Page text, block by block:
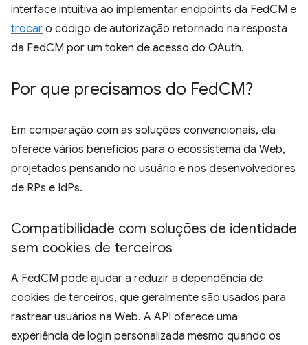
interface intuitiva ao implementar endpoints da FedCM e
trocar o código de autorização retornado na resposta
da FedCM por um token de acesso do OAuth.
Por que precisamos do FedCM?
Em comparação com as soluções convencionais, ela
oferece vários benefícios para o ecossistema da Web,
projetados pensando no usuário e nos desenvolvedores
de RPs e IdPs.
Compatibilidade com soluções de identidade
sem cookies de terceiros
A FedCM pode ajudar a reduzir a dependência de
cookies de terceiros, que geralmente são usados para
rastrear usuários na Web. A API oferece uma
experiência de login personalizada mesmo quando os